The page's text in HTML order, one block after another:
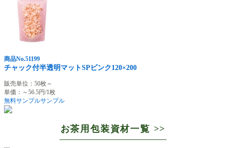
商品No.51199
チャック付半透明マットSPピンク120×200
販売単位：50枚～
単価：～56.5円/1枚
無料サンプルサンプル
お茶用包装資材一覧 >>